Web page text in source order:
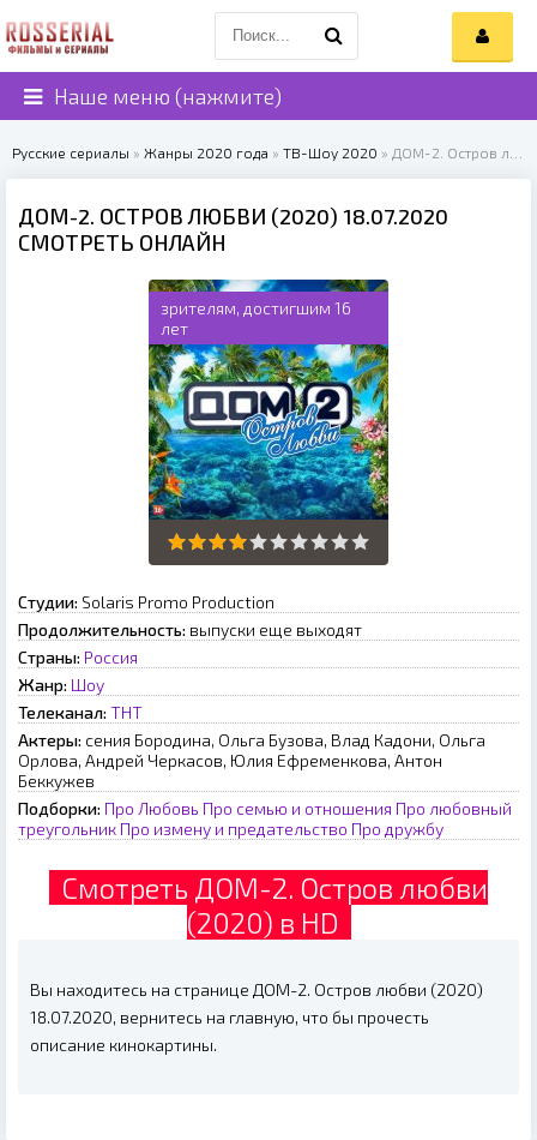
Наше меню (нажмите)
Русские сериалы » Жанры 2020 года » ТВ-Шоу 2020 » ДОМ-2. Остров любви (2020)
ДОМ-2. ОСТРОВ ЛЮБВИ (2020) 18.07.2020
СМОТРЕТЬ ОНЛАЙН
зрителям, достигшим 16
лет
Студии: Solaris Promo Production
Продолжительность: выпуски еще выходят
Страны: Россия
Жанр: Шоу
Телеканал: ТНТ
Актеры: сения Бородина, Ольга Бузова, Влад Кадони, Ольга
Орлова, Андрей Черкасов, Юлия Ефременкова, Антон
Беккужев
Подборки: Про Любовь Про семью и отношения Про любовный
треугольник Про измену и предательство Про дружбу
Смотреть ДОМ-2. Остров любви
(2020) в HD
Вы находитесь на странице ДОМ-2. Остров любви (2020)
18.07.2020, вернитесь на главную, что бы прочесть
описание кинокартины.